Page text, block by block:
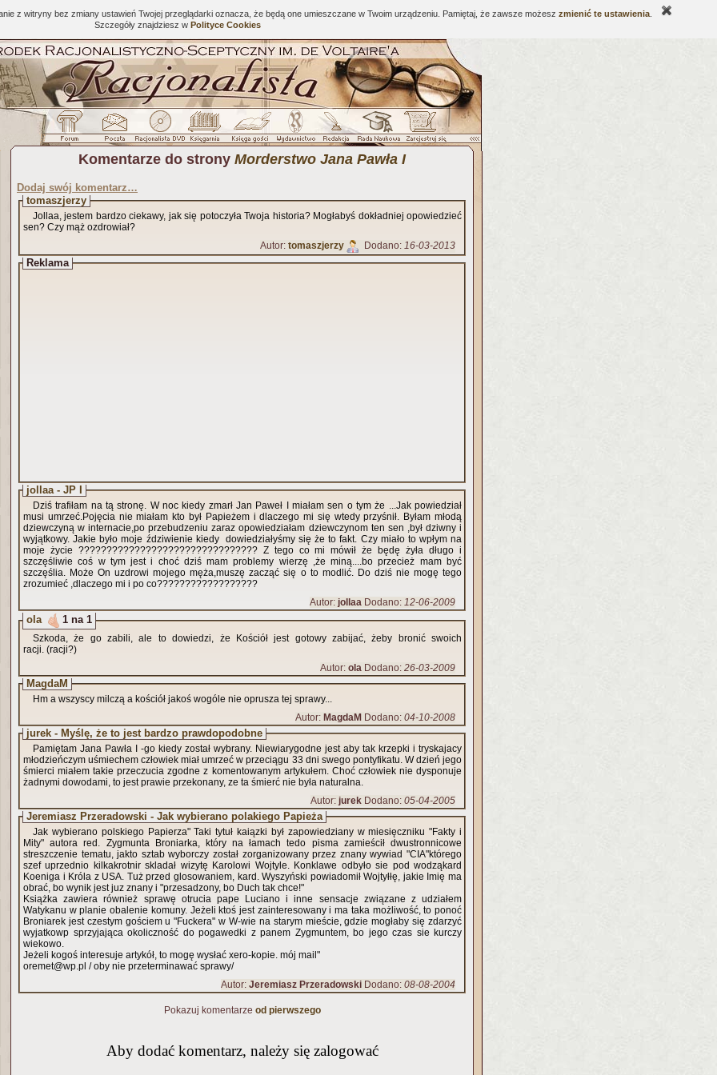
z witryny bez zmiany ustawień Twojej przeglądarki oznacza, że będą one umieszczane w Twoim urządzeniu. Pamiętaj, że zawsze możesz zmienić te ustawienia
Szczegóły znajdziesz w Polityce Cookies
Komentarze do strony Morderstwo Jana Pawła I
Dodaj swój komentarz…
tomaszjerzy
Jollaa, jestem bardzo ciekawy, jak się potoczyła Twoja historia? Mogłabyś dokładniej opowiedzieć
sen? Czy mąż ozdrowiał?
Autor: tomaszjerzy Dodano: 16-03-2013
Reklama
jollaa - JP I
Dziś trafiłam na tą stronę. W noc kiedy zmarł Jan Paweł I miałam sen o tym że ...Jak powiedział
musi umrzeć.Pojęcia nie miałam kto był Papieżem i dlaczego mi się wtedy przyśnił. Byłam młodą
dziewczyną w internacie,po przebudzeniu zaraz opowiedziałam dziewczynom ten sen ,był dziwny i
wyjątkowy. Jakie było moje ździwienie kiedy dowiedziałyśmy się że to fakt. Czy miało to wpłym na
moje życie ???????????????????????????????? Z tego co mi mówił że będę żyła długo i
szczęśliwie coś w tym jest i choć dziś mam problemy wierzę ,że miną....bo przecież mam być
szczęślia. Może On uzdrowi mojego męża,muszę zacząć się o to modlić. Do dziś nie mogę tego
zrozumieć ,dlaczego mi i po co??????????????????
Autor: jollaa Dodano: 12-06-2009
ola 1 na 1
Szkoda, że go zabili, ale to dowiedzi, że Kościół jest gotowy zabijać, żeby bronić swoich
racji. (racji?)
Autor: ola Dodano: 26-03-2009
MagdaM
Hm a wszyscy milczą a kościół jakoś wogóle nie oprusza tej sprawy...
Autor: MagdaM Dodano: 04-10-2008
jurek - Myślę, że to jest bardzo prawdopodobne
Pamiętam Jana Pawła I -go kiedy został wybrany. Niewiarygodne jest aby tak krzepki i tryskajacy
młodzieńczym uśmiechem człowiek miał umrzeć w przeciągu 33 dni swego pontyfikatu. W dzień jego
śmierci miałem takie przeczucia zgodne z komentowanym artykułem. Choć człowiek nie dysponuje
żadnymi dowodami, to jest prawie przekonany, ze ta śmierć nie była naturalna.
Autor: jurek Dodano: 05-04-2005
Jeremiasz Przeradowski - Jak wybierano polakiego Papieża
Jak wybierano polskiego Papierza" Taki tytuł kaiązki był zapowiedziany w miesięczniku "Fakty i
Mity" autora red. Zygmunta Broniarka, który na łamach tedo pisma zamieścił dwustronnicowe
streszczenie tematu, jakto sztab wyborczy został zorganizowany przez znany wywiad "CIA"którego
szef uprzednio kilkakrotnir skladał wizytę Karolowi Wojtyle. Konklawe odbyło sie pod wodząkard
Koeniga i Króla z USA. Tuż przed glosowaniem, kard. Wyszyński powiadomił Wojtyłłę, jakie Imię ma
obrać, bo wynik jest juz znany i "przesadzony, bo Duch tak chce!"
Książka zawiera również sprawę otrucia pape Luciano i inne sensacje związane z udziałem
Watykanu w planie obalenie komuny. Jeżeli ktoś jest zainteresowany i ma taka możliwość, to ponoć
Broniarek jest czestym gościem u "Fuckera" w W-wie na starym mieście, gdzie mogłaby się zdarzyć
wyjatkowp sprzyjająca okoliczność do pogawedki z panem Zygmuntem, bo jego czas sie kurczy
wiekowo.
Jeżeli kogoś interesuje artykół, to mogę wysłać xero-kopie. mój mail"
oremet@wp.pl / oby nie przeterminawać sprawy/
Autor: Jeremiasz Przeradowski Dodano: 08-08-2004
Pokazuj komentarze od pierwszego
Aby dodać komentarz, należy się zalogować